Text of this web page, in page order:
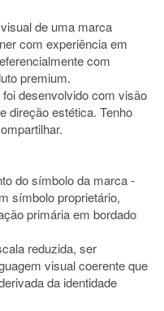
de uma marca
com experiência em
com
premium.
desenvolvido com visão
direção estética. Tenho
do símbolo da marca -
símbolo proprietário,
primária em bordado
reduzida, ser
visual coerente que
da identidade